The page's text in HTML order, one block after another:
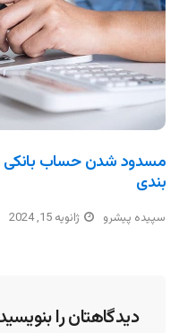
مسدود شدن حساب بانکی
بندی
سپیده پیشرو ژانویه 15, 2024
دیدگاهتان را بنویسید